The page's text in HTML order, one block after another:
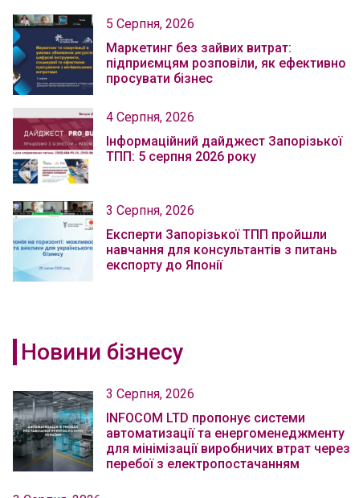
5 Серпня, 2026
Маркетинг без зайвих витрат:
підприємцям розповіли, як ефективно
просувати бізнес
4 Серпня, 2026
Інформаційний дайджест Запорізької
ТПП: 5 серпня 2026 року
3 Серпня, 2026
Експерти Запорізької ТПП пройшли
навчання для консультантів з питань
експорту до Японії
Новини бізнесу
3 Серпня, 2026
INFOCOM LTD пропонує системи
автоматизації та енергоменеджменту
для мінімізації виробничих втрат через
перебої з електропостачанням